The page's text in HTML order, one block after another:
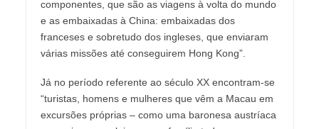
componentes, que são as viagens à volta do mundo
e as embaixadas à China: embaixadas dos
franceses e sobretudo dos ingleses, que enviaram
várias missões até conseguirem Hong Kong”.
Já no período referente ao século XX encontram-se
“turistas, homens e mulheres que vêm a Macau em
excursões próprias – como uma baronesa austríaca